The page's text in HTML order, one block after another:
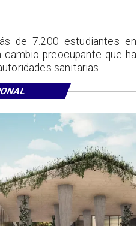
de 7.200 estudiantes en
preocupante que ha
sanitarias.